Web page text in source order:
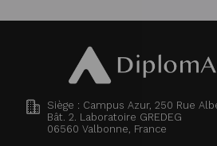
Siège : Campus Azur, 250 Rue
Bât. 2. Laboratoire GREDEG
06560 Valbonne, France